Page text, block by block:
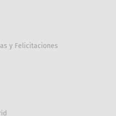
y Felicitaciones